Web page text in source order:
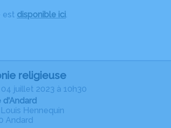
est disponible ici.
religieuse
04 juillet 2023 à 10h30
d'Andard
Hennequin
Andard